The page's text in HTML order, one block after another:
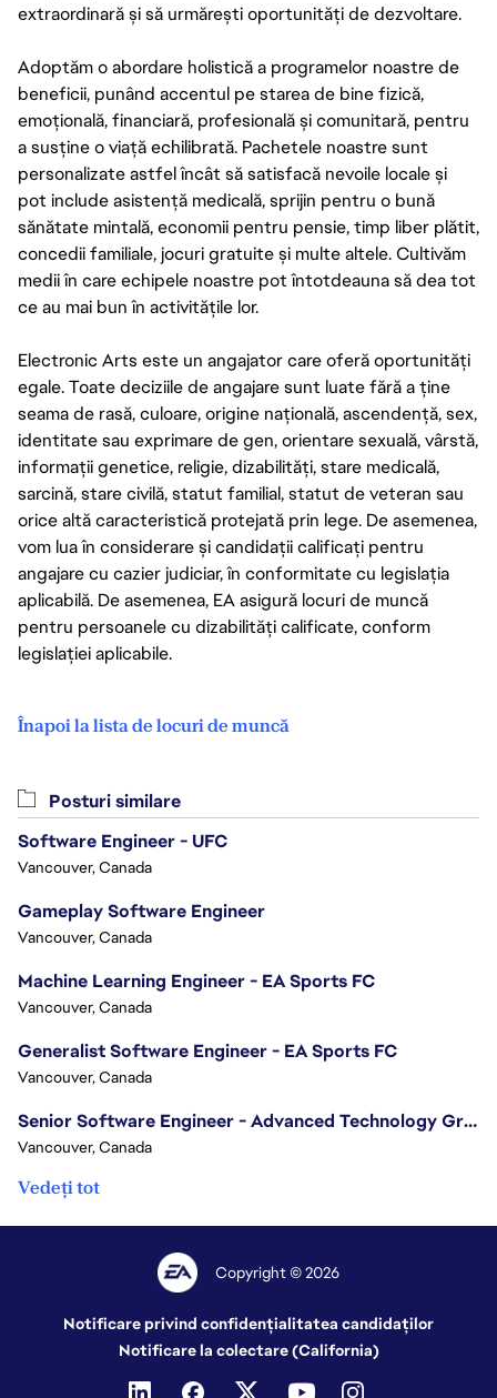
extraordinară și să urmărești oportunități de dezvoltare.
Adoptăm o abordare holistică a programelor noastre de
beneficii, punând accentul pe starea de bine fizică,
emoțională, financiară, profesională și comunitară, pentru
a susține o viață echilibrată. Pachetele noastre sunt
personalizate astfel încât să satisfacă nevoile locale și
pot include asistență medicală, sprijin pentru o bună
sănătate mintală, economii pentru pensie, timp liber plătit,
concedii familiale, jocuri gratuite și multe altele. Cultivăm
medii în care echipele noastre pot întotdeauna să dea tot
ce au mai bun în activitățile lor.
Electronic Arts este un angajator care oferă oportunități
egale. Toate deciziile de angajare sunt luate fără a ține
seama de rasă, culoare, origine națională, ascendență, sex,
identitate sau exprimare de gen, orientare sexuală, vârstă,
informații genetice, religie, dizabilități, stare medicală,
sarcină, stare civilă, statut familial, statut de veteran sau
orice altă caracteristică protejată prin lege. De asemenea,
vom lua în considerare și candidații calificați pentru
angajare cu cazier judiciar, în conformitate cu legislația
aplicabilă. De asemenea, EA asigură locuri de muncă
pentru persoanele cu dizabilități calificate, conform
legislației aplicabile.
Înapoi la lista de locuri de muncă
Posturi similare
Software Engineer - UFC
Vancouver, Canada
Gameplay Software Engineer
Vancouver, Canada
Machine Learning Engineer - EA Sports FC
Vancouver, Canada
Generalist Software Engineer - EA Sports FC
Vancouver, Canada
Senior Software Engineer - Advanced Technology Group
Vancouver, Canada
Vedeți tot
Copyright © 2026
Notificare privind confidențialitatea candidaților
Notificare la colectare (California)